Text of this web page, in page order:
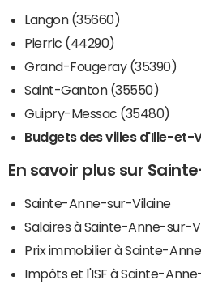
Langon (35660)
Pierric (44290)
Grand-Fougeray (35390)
Saint-Ganton (35550)
Guipry-Messac (35480)
Budgets des villes d'Ille-et-
En savoir plus sur
Sainte-Anne-sur-Vilaine
Salaires à Sainte-Anne-sur-
Prix immobilier à Sainte-
Impôts et l'ISF à Sainte-